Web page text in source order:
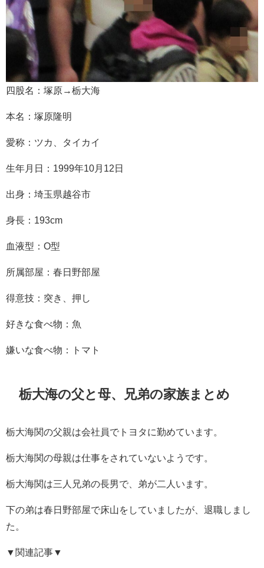
四股名：塚原→栃大海
本名：塚原隆明
愛称：ツカ、タイカイ
生年月日：1999年10月12日
出身：埼玉県越谷市
身長：193cm
血液型：O型
所属部屋：春日野部屋
得意技：突き、押し
好きな食べ物：魚
嫌いな食べ物：トマト
栃大海の父と母、兄弟の家族まとめ
栃大海関の父親は会社員でトヨタに勤めています。
栃大海関の母親は仕事をされていないようです。
栃大海関は三人兄弟の長男で、弟が二人います。
下の弟は春日野部屋で床山をしていましたが、退職しまし
た。
▼関連記事▼